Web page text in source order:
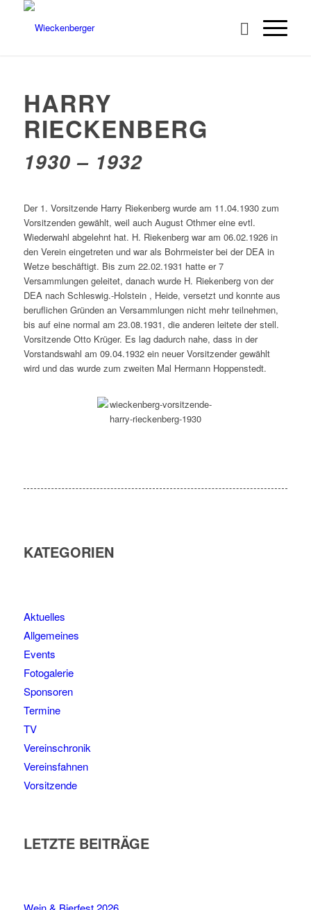
HARRY
RIECKENBERG
1930 – 1932
Der 1. Vorsitzende Harry Riekenberg wurde am 11.04.1930 zum
Vorsitzenden gewählt, weil auch August Othmer eine evtl.
Wiederwahl abgelehnt hat. H. Riekenberg war am 06.02.1926 in
den Verein eingetreten und war als Bohrmeister bei der DEA in
Wetze beschäftigt. Bis zum 22.02.1931 hatte er 7
Versammlungen geleitet, danach wurde H. Riekenberg von der
DEA nach Schleswig.-Holstein , Heide, versetzt und konnte aus
beruflichen Gründen an Versammlungen nicht mehr teilnehmen,
bis auf eine normal am 23.08.1931, die anderen leitete der stell.
Vorsitzende Otto Krüger. Es lag dadurch nahe, dass in der
Vorstandswahl am 09.04.1932 ein neuer Vorsitzender gewählt
wird und das wurde zum zweiten Mal Hermann Hoppenstedt.
KATEGORIEN
Aktuelles
Allgemeines
Events
Fotogalerie
Sponsoren
Termine
TV
Vereinschronik
Vereinsfahnen
Vorsitzende
LETZTE BEITRÄGE